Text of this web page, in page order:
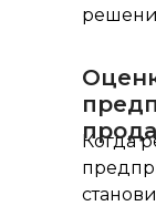
Когда